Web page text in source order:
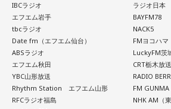
■監修者プロフィール：蝶ちょ（ちょう
池袋占い館セレーネ所属。電話占いメル
人の想いを捉える羅針盤ヒーラー。霊感
命、宿曜占星術でオーダーメイドの鑑
結婚、離別など多くの経験から、今ど
寄り添いナビゲートする。
Webサイト： https://selene-uranai.com/
YouTube：https://www.youtube.com/
『ニッポン放送ショウアップナイター
のアニバーサリーイヤーにふさわしい
がスペシャルゲスト解説者として登場
ーにとって嬉しい夏の味覚や現金が当た
実施する。
IBCラジオ
エフエム岩手
tbcラジオ
Date fm（エフエム仙台）
ABSラジオ
エフエム秋田
YBC山形放送
Rhythm Station エフエム山形
RFCラジオ福島
ラジオ日本
BAYFM78
NACK5
FMヨコハマ
LuckyFM茨
CRT栃木放送
RADIO
FM GUNMA
NHK AM（東